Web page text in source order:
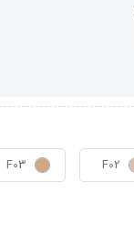
F02
F03